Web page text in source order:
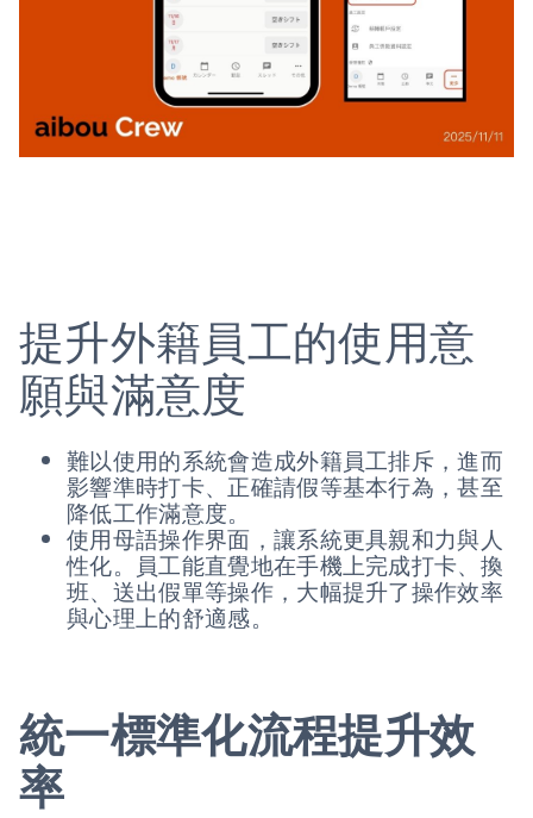
提升外籍員工的使用意
願與滿意度
難以使用的系統會造成外籍員工排斥，進而
影響準時打卡、正確請假等基本行為，甚至
降低工作滿意度。
使用母語操作界面，讓系統更具親和力與人
性化。員工能直覺地在手機上完成打卡、換
班、送出假單等操作，大幅提升了操作效率
與心理上的舒適感。
統一標準化流程提升效
率